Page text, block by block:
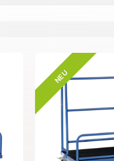
NEU